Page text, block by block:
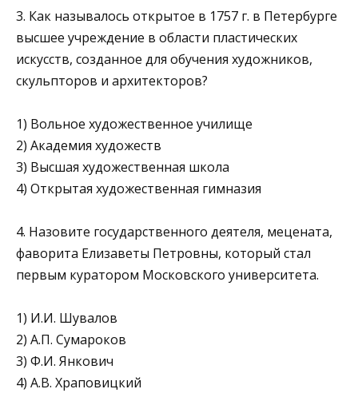
3. Как называлось открытое в 1757 г. в Петербурге
высшее уч­реждение в области пластических
искусств, созданное для обучения художников,
скульпторов и архитекторов?
1) Вольное художественное училище
2) Академия художеств
3) Высшая художественная школа
4) Открытая художественная гимназия
4. Назовите государственного деятеля, мецената,
фавори­та Елизаветы Петровны, который стал
первым куратором Московского университета.
1) И.И. Шувалов
2) А.П. Сумароков
3) Ф.И. Янкович
4) А.В. Храповицкий